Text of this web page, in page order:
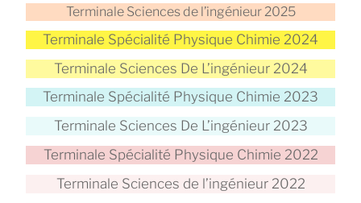
Terminale Sciences de l’ingénieur 2025
Terminale Spécialité Physique Chimie 2024
Terminale Sciences De L’ingénieur 2024
Terminale Spécialité Physique Chimie 2023
Terminale Sciences De L’ingénieur 2023
Terminale Spécialité Physique Chimie 2022
Terminale Sciences de l’ingénieur 2022